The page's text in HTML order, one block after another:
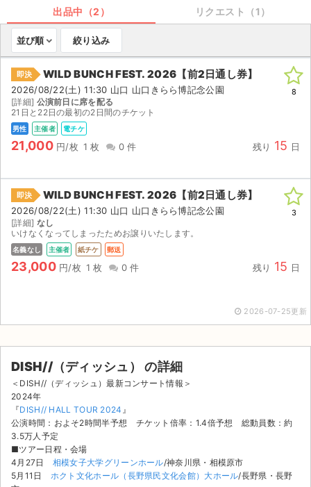
チケットのリクエスト一覧
取扱チケット
ライブ・コンサート（国内）
ライブ・コンサート（海外）
イベント
演劇・ミュージカル
ご利用ガイド
ご利用ガイド
AIに質問する
お知らせ
出品中（2） リクエスト（1）
並び順 絞り込み
即決 WILD BUNCH FEST. 2026【前2日通し券】
2026/08/22(土) 11:30 山口 山口きらら博記念公園
[詳細] 公演前日に席を配る
21日と22日の最初の2日間のチケット
男性 主催者 電チケ
21,000 円/枚 1 枚 0 件 残り 15 日
8
即決 WILD BUNCH FEST. 2026【前2日通し券】
2026/08/22(土) 11:30 山口 山口きらら博記念公園
[詳細] なし
いけなくなってしまったためお譲りいたします。
名義なし 主催者 紙チケ 郵送
23,000 円/枚 1 枚 0 件 残り 15 日
3
2026-07-25更新
DISH//（ディッシュ） の詳細
＜DISH//（ディッシュ）最新コンサート情報＞
2024年
『DISH// HALL TOUR 2024 』
公演時間：およそ2時間半予想 チケット倍率：1.4倍予想 総動員数：約
3.5万人予定
■ツアー日程・会場
4月27日 相模女子大学グリーンホール/神奈川県・相模原市
5月11日 ホクト文化ホール（長野県民文化会館）大ホール/長野県・長野